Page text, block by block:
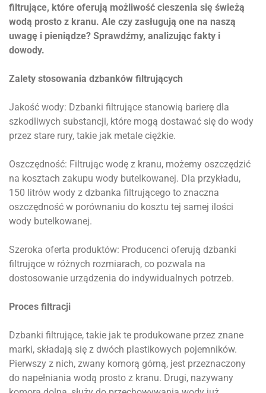
filtrujące, które oferują możliwość cieszenia się świeżą
wodą prosto z kranu. Ale czy zasługują one na naszą
uwagę i pieniądze? Sprawdźmy, analizując fakty i
dowody.
Zalety stosowania dzbanków filtrujących
Jakość wody: Dzbanki filtrujące stanowią barierę dla
szkodliwych substancji, które mogą dostawać się do wody
przez stare rury, takie jak metale ciężkie.
Oszczędność: Filtrując wodę z kranu, możemy oszczędzić
na kosztach zakupu wody butelkowanej. Dla przykładu,
150 litrów wody z dzbanka filtrującego to znaczna
oszczędność w porównaniu do kosztu tej samej ilości
wody butelkowanej.
Szeroka oferta produktów: Producenci oferują dzbanki
filtrujące w różnych rozmiarach, co pozwala na
dostosowanie urządzenia do indywidualnych potrzeb.
Proces filtracji
Dzbanki filtrujące, takie jak te produkowane przez znane
marki, składają się z dwóch plastikowych pojemników.
Pierwszy z nich, zwany komorą górną, jest przeznaczony
do napełniania wodą prosto z kranu. Drugi, nazywany